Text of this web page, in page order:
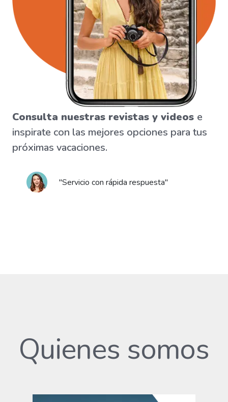
Consulta nuestras revistas y videos e
inspirate con las mejores opciones para tus
próximas vacaciones.
"Servicio con rápida respuesta"
Quienes somos